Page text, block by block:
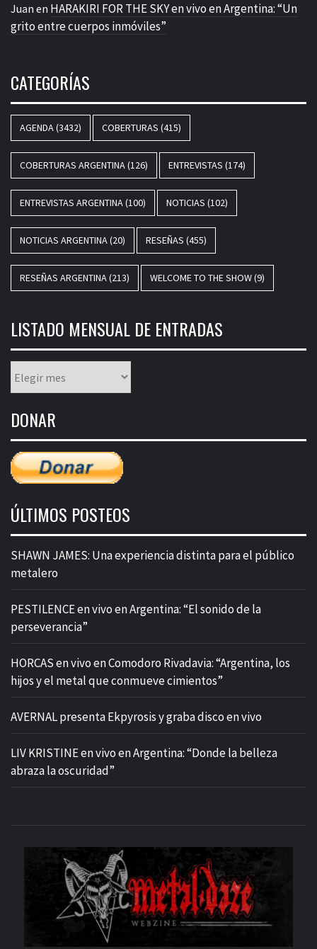
Juan en HARAKIRI FOR THE SKY en vivo en Argentina: “Un
grito entre cuerpos inmóviles”
CATEGORÍAS
AGENDA(3432) COBERTURAS (415)
COBERTURAS ARGENTINA(126) ENTREVISTAS (174)
ENTREVISTAS ARGENTINA(100) NOTICIAS (102)
NOTICIAS ARGENTINA(20) RESEÑAS (455)
RESEÑAS ARGENTINA(213) WELCOME TO THE SHOW(9)
LISTADO MENSUAL DE ENTRADAS
mensual
entradas
DONAR
ÚLTIMOS POSTEOS
SHAWN JAMES: Una experiencia distinta para el público
metalero
PESTILENCE en vivo en Argentina: “El sonido de la
perseverancia”
HORCAS en vivo en Comodoro Rivadavia: “Argentina, los
hijos y el metal que conmueve cimientos”
AVERNAL presenta Ekpyrosis y graba disco en vivo
LIV KRISTINE en vivo en Argentina: “Donde la belleza
abraza la oscuridad”